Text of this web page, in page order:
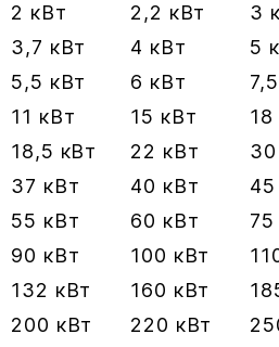
2 кВт
2,2 кВт
3
3,7 кВт
4 кВт
5
5,5 кВт
6 кВт
11 кВт
15 кВт
18
18,5 кВт
22 кВт
37 кВт
40 кВт
45
55 кВт
60 кВт
75
90 кВт
100 кВт
132 кВт
160 кВт
200 кВт
220 кВт